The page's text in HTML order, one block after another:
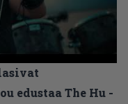
edustaa The Hu -